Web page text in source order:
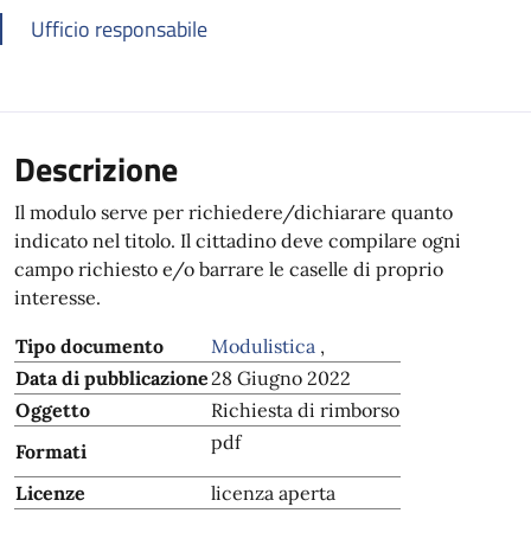
Ufficio responsabile
Descrizione
Il modulo serve per richiedere/dichiarare quanto
indicato nel titolo. Il cittadino deve compilare ogni
campo richiesto e/o barrare le caselle di proprio
interesse.
Tipo documento Modulistica ,
Data di pubblicazione28 Giugno 2022
Oggetto
Richiesta di rimborso
Formati
pdf
Licenze licenza aperta